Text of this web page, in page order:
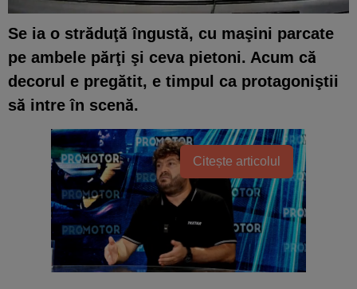
Se ia o străduţă îngustă, cu maşini parcate
pe ambele părţi şi ceva pietoni. Acum că
decorul e pregătit, e timpul ca protagoniştii
să intre în scenă.
Citește articolul